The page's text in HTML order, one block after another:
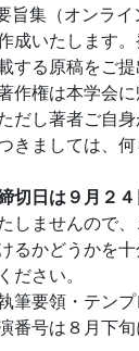
旨集（オンラ
成いたします
する原稿をご
作権は本学会
だし著者ご自
きましては、
切日は９月２４
しませんので
るかどうかを
ださい。
筆要領・テン
番号は８月下